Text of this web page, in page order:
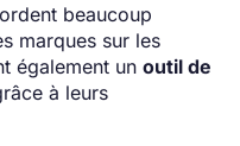
beaucoup
marques sur les
également un outil de
à leurs